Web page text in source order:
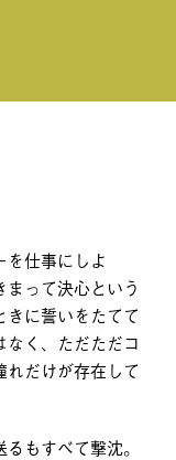
を仕事にしよ
って決心という
に誓いをたてて
く、ただただコ
だけが存在して
もすべて撃沈。